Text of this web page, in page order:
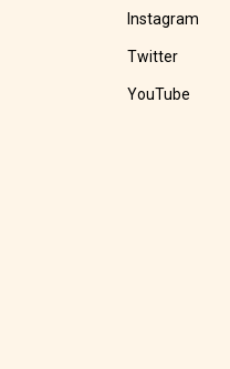
Instagram
Twitter
YouTube